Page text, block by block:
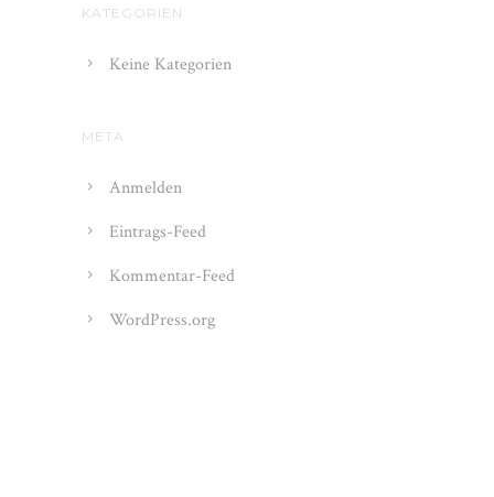
KATEGORIEN
Keine Kategorien
META
Anmelden
Eintrags-Feed
Kommentar-Feed
WordPress.org